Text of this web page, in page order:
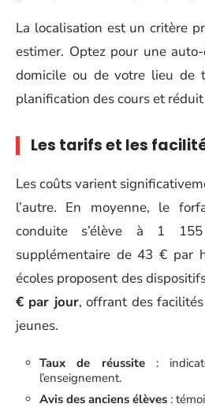
La localisation est un critère
estimer. Optez pour une
domicile ou de votre lieu de
planification des cours et
Les tarifs et les
Les coûts varient
l’autre. En moyenne, le
conduite s’élève à 1
supplémentaire de 43 € par
écoles proposent des
€ par jour, offrant des
jeunes.
Taux de réussite:
l’enseignement.
Avis des anciens élèves :